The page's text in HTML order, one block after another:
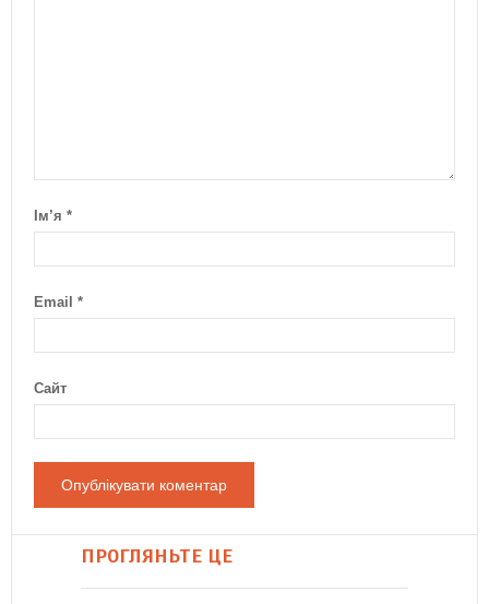
Ім’я *
Email *
Сайт
ПРОГЛЯНЬТЕ ЦЕ